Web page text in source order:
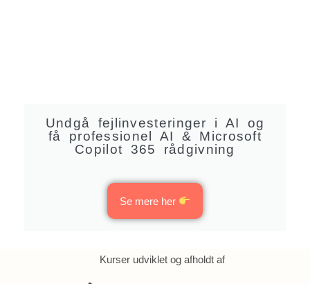
Undgå fejlinvesteringer i AI og
få professionel AI & Microsoft
Copilot 365 rådgivning
Se mere her
Kurser udviklet og afholdt af